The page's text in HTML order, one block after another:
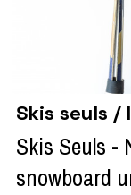
Skis seuls
Skis Seuls -
snowboard